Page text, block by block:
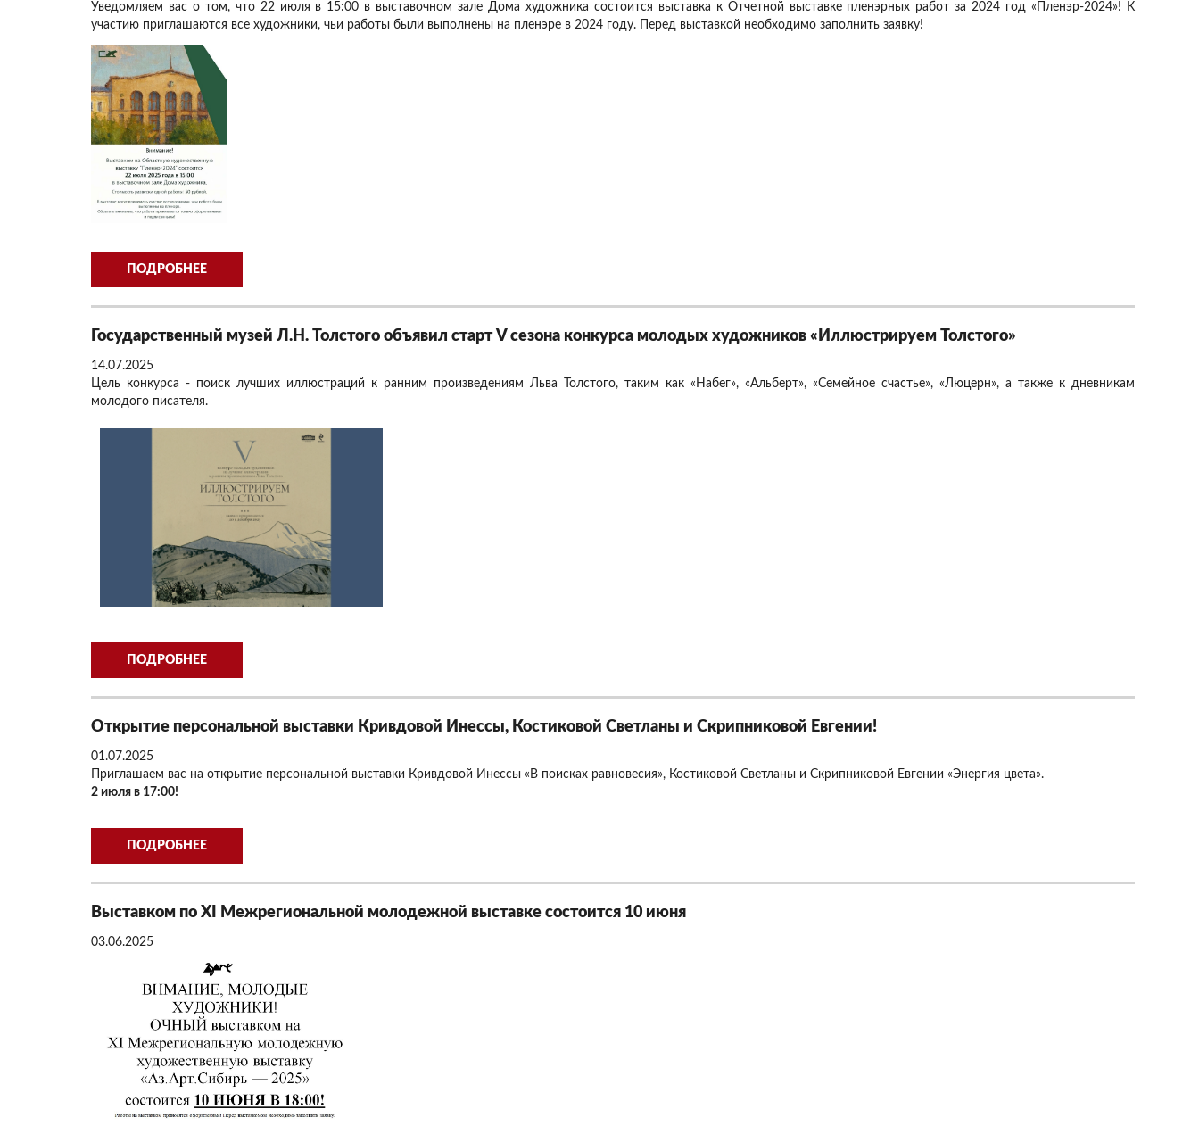
Уведомляем вас о том, что 22 июля в 15:00 в выставочном зале Дома художника состоится выставка к Отчетной выставке пленэрных работ за 2024 год «Пленэр-2024»! К
участию приглашаются все художники, чьи работы были выполнены на пленэре в 2024 году.
Перед выставкой необходимо заполнить заявку!
ПОДРОБНЕЕ
Государственный музей Л.Н. Толстого объявил старт V сезона конкурса молодых художников «Иллюстрируем Толстого»
14.07.2025
Цель конкурса - поиск лучших иллюстраций к ранним произведениям Льва Толстого, таким как «Набег», «Альберт», «Семейное счастье», «Люцерн», а также к дневникам
молодого писателя.
ПОДРОБНЕЕ
Открытие персональной выставки Кривдовой Инессы, Костиковой Светланы и Скрипниковой Евгении!
01.07.2025
Приглашаем вас на открытие персональной выставки Кривдовой Инессы «В поисках равновесия», Костиковой Светланы и Скрипниковой Евгении «Энергия цвета».
2 июля в 17:00!
ПОДРОБНЕЕ
Выставком по XI Межрегиональной молодежной выставке состоится 10 июня
03.06.2025